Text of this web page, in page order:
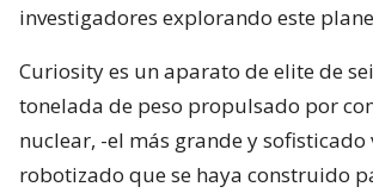
investigadores explorando este
Curiosity es un aparato de elite de
tonelada de peso propulsado por
nuclear, -el más grande y sofisticado
robotizado que se haya construido